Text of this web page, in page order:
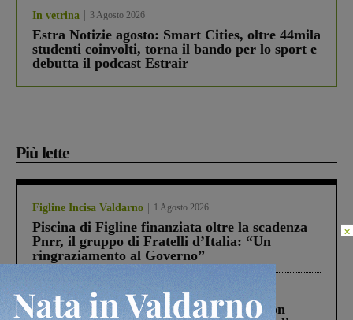
In vetrina 3 Agosto 2026
Estra Notizie agosto: Smart Cities, oltre 44mila
studenti coinvolti, torna il bando per lo sport e
debutta il podcast Estrair
Più lette
Figline Incisa Valdarno 1 Agosto 2026
Piscina di Figline finanziata oltre la scadenza
Pnrr, il gruppo di Fratelli d’Italia: “Un
ringraziamento al Governo”
Cronaca
Scomparso da una struttura di Castiglion
×